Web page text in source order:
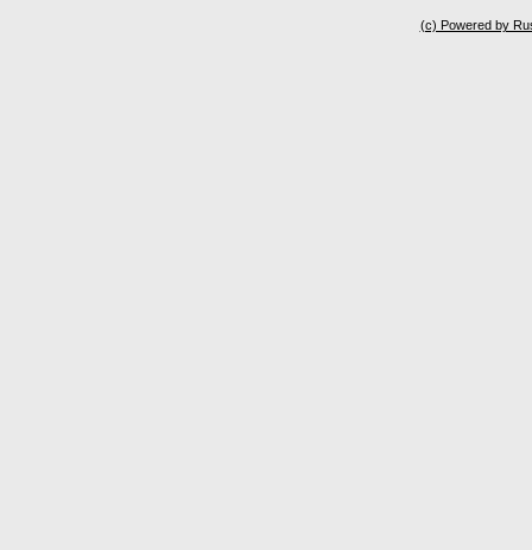
(c) Powered by